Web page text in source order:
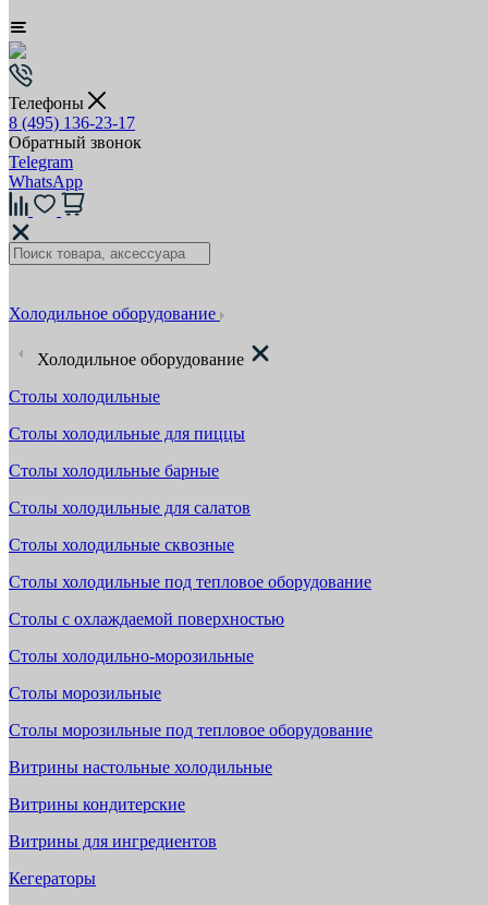
Телефоны
8 (495) 136-23-17
Обратный звонок
Telegram
WhatsApp
Холодильное оборудование
Холодильное оборудование
Столы холодильные
Столы холодильные для пиццы
Столы холодильные барные
Столы холодильные для салатов
Столы холодильные сквозные
Столы холодильные под тепловое оборудование
Столы с охлаждаемой поверхностью
Столы холодильно-морозильные
Столы морозильные
Столы морозильные под тепловое оборудование
Витрины настольные холодильные
Витрины кондитерские
Витрины для ингредиентов
Кегераторы